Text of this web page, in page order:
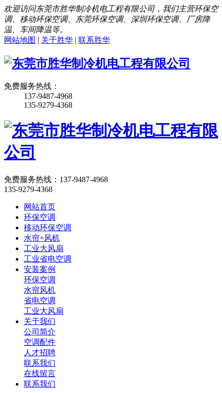
欢迎访问东莞市胜华制冷机电工程有限公司，我们主营环保空
调、移动环保空调、东莞环保空调、深圳环保空调、厂房降
温、车间降温等。
网站地图 | 关于胜华 | 联系胜华
免费服务热线：
137-9487-4968
135-9279-4368
免费服务热线： 137-9487-4968
135-9279-4368
网站首页
环保空调
移动环保空调
水帘+风机
工业大风扇
工业省电空调
安装案例
环保空调
水帘风机
省电空调
工业大风扇
关于我们
公司简介
空调配件
人才招聘
联系我们
在线留言
联系我们